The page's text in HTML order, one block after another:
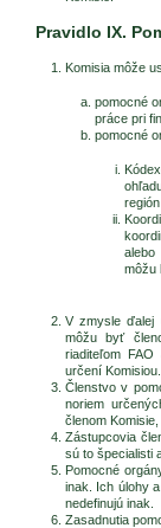
Pravidlo IX.
Komisia môže
pomocné
práce pri
pomocné
alebo
môžu
V zmysle ďalej
môžu byť
riaditeľom FAO
určení Komisiou.
Členstvo v
noriem
členom
Zástupcovia
sú to špecialisti
Pomocné
inak. Ich úlohy
nedefinujú inak.
Zasadnutia